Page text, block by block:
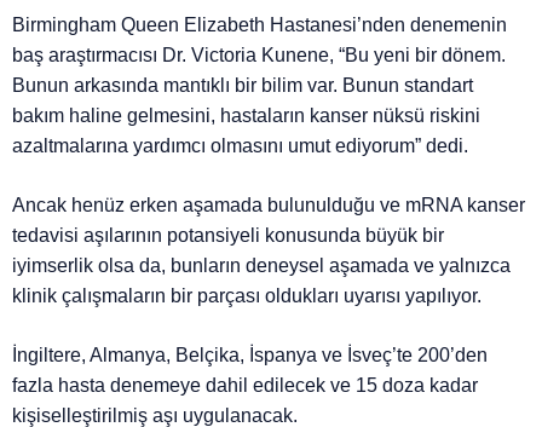
Birmingham Queen Elizabeth Hastanesi’nden denemenin
baş araştırmacısı Dr. Victoria Kunene, “Bu yeni bir dönem.
Bunun arkasında mantıklı bir bilim var. Bunun standart
bakım haline gelmesini, hastaların kanser nüksü riskini
azaltmalarına yardımcı olmasını umut ediyorum” dedi.
Ancak henüz erken aşamada bulunulduğu ve mRNA kanser
tedavisi aşılarının potansiyeli konusunda büyük bir
iyimserlik olsa da, bunların deneysel aşamada ve yalnızca
klinik çalışmaların bir parçası oldukları uyarısı yapılıyor.
İngiltere, Almanya, Belçika, İspanya ve İsveç’te 200’den
fazla hasta denemeye dahil edilecek ve 15 doza kadar
kişiselleştirilmiş aşı uygulanacak.